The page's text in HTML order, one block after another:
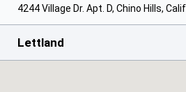
4244 Village Dr. Apt. D, Chino Hills,
Lettland